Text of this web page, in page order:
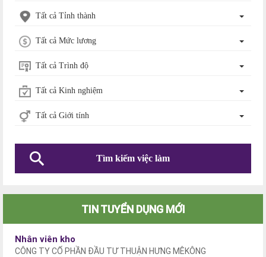
Tất cả Tỉnh thành
Tất cả Mức lương
Tất cả Trình độ
Tất cả Kinh nghiệm
Tất cả Giới tính
Tìm kiếm việc làm
TIN TUYỂN DỤNG MỚI
Nhân viên kho
CÔNG TY CỔ PHẦN ĐẦU TƯ THUẬN HƯNG MÊKÔNG